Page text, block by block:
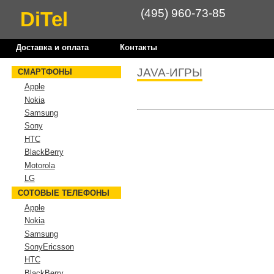
DiTel (495) 960-73-85
Доставка и оплата Контакты
JAVA-ИГРЫ
СМАРТФОНЫ
Apple
Nokia
Samsung
Sony
HTC
BlackBerry
Motorola
LG
СОТОВЫЕ ТЕЛЕФОНЫ
Apple
Nokia
Samsung
SonyEricsson
HTC